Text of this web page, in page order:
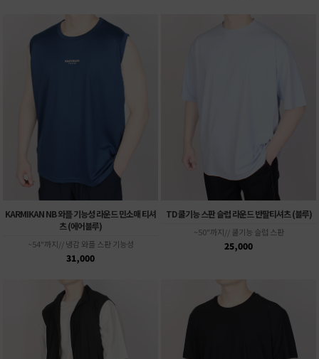
KARMIKAN NB 와플 기능성 라운드 민소매 티셔
츠 (에어블루)
~54"까지// 냉감 와플 스판 기능성
31,000
TD 쿨기능 스판 슬럽 라운드 반팔티셔츠 (블루)
~50"까지// 쿨기능 슬럽 스판
25,000